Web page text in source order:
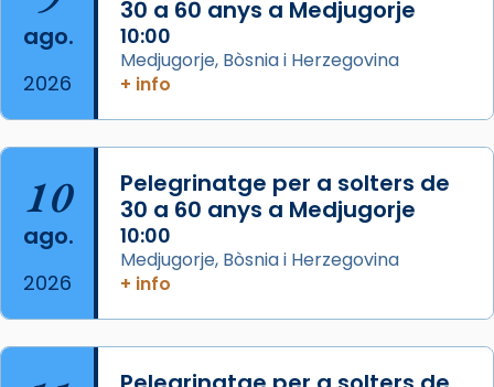
2 weeks ago
Aquest dilluns, 27 de juliol, ha tingut lloc la
missa d’acció de gràcies en agraïment al
comitè organitzador de la visita apostòlica
del Sant Pare Lleó XIV a Barcelona, i als
col·laboradors, a la Catedral de Barcelona.
L’arquebisbe de Barcelona, el cardenal Joan
Josep Omella, ha presidit la missa i l’ha
concelebrat el bisbe auxiliar de Barcelona,
Mons. David Abadías.
📸 Dr. G. Simón
Foto
View on Facebook · Share
ago.
2026
30 a 60 anys a Medjugorje
10:00
Medjugorje, Bòsnia i Herzegovina
+ info
10
ago.
2026
Pelegrinatge per a solters de
30 a 60 anys a Medjugorje
10:00
Medjugorje, Bòsnia i Herzegovina
+ info